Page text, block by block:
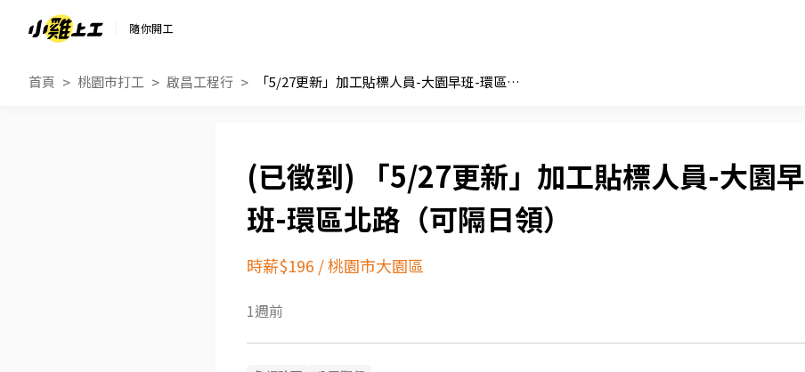
隨你開工
首頁 桃園市打工 啟昌工程行 「5/27更新」加工貼標人員-大園早班-環區北路（可隔日領）
「5/27更新」加工貼標人員-大園早
班-環區北路（可隔日領）
時薪$196 /桃園市大園區
1週前